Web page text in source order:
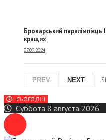
Броварський паралімпієць
кращих
07.09.2024
PREV NEXT
СЬОГОДНІ
Суббота 8 августа 2026